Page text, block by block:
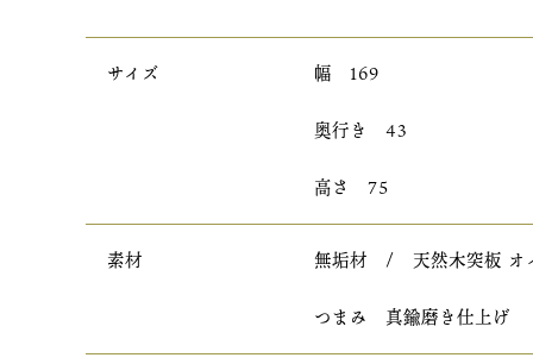
サイズ 幅 169
奥行き 43
高さ 75
素材 無垢材 / 天然木突板 オ
つまみ 真鍮磨き仕上げ